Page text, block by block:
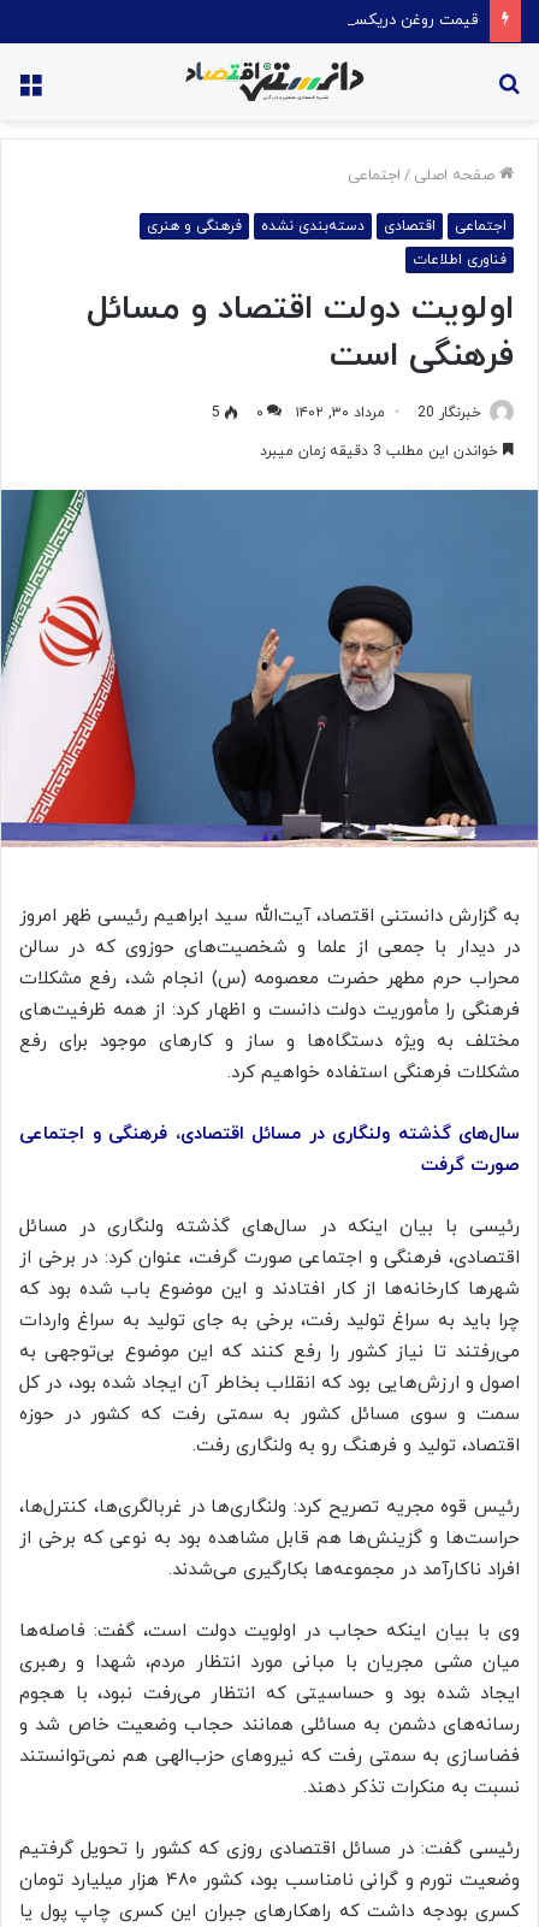
قیمت روغن دریکسال رکورد زد
صفحه اصلی / اجتماعی
اجتماعی اقتصادی دسته‌بندی نشده
فرهنگی و هنری
فناوری اطلاعات
اولویت دولت اقتصاد و مسائل
فرهنگی است
خبرنگار 20 مرداد ۳۰, ۱۴۰۲ ۰
5
خواندن این مطلب 3 دقیقه زمان میبرد
به گزارش دانستنی اقتصاد، آیت‌الله سید ابراهیم رئیسی ظهر امروز
در دیدار با جمعی از علما و شخصیت‌های حوزوی که در سالن
محراب حرم مطهر حضرت معصومه (س) انجام شد، رفع مشکلات
فرهنگی را مأموریت دولت دانست و اظهار کرد: از همه ظرفیت‌های
مختلف به ویژه دستگاه‌ها و ساز و کارهای موجود برای رفع
مشکلات فرهنگی استفاده خواهیم کرد.
سال‌های گذشته ولنگاری در مسائل اقتصادی، فرهنگی و اجتماعی
صورت گرفت
رئیسی با بیان اینکه در سال‌های گذشته ولنگاری در مسائل
اقتصادی، فرهنگی و اجتماعی صورت گرفت، عنوان کرد: در برخی از
شهرها کارخانه‌ها از کار افتادند و این موضوع باب شده بود که
چرا باید به سراغ تولید رفت، برخی به جای تولید به سراغ واردات
می‌رفتند تا نیاز کشور را رفع کنند که این موضوع بی‌توجهی به
اصول و ارزش‌هایی بود که انقلاب بخاطر آن ایجاد شده بود، در کل
سمت و سوی مسائل کشور به سمتی رفت که کشور در حوزه
اقتصاد، تولید و فرهنگ رو به ولنگاری رفت.
رئیس قوه مجریه تصریح کرد: ولنگاری‌ها در غربالگری‌ها، کنترل‌ها،
حراست‌ها و گزینش‌ها هم قابل مشاهده بود به نوعی که برخی از
افراد ناکارآمد در مجموعه‌ها بکارگیری می‌شدند.
وی با بیان اینکه حجاب در اولویت دولت است، گفت: فاصله‌ها
میان مشی مجریان با مبانی مورد انتظار مردم، شهدا و رهبری
ایجاد شده بود و حساسیتی که انتظار می‌رفت نبود، با هجوم
رسانه‌های دشمن به مسائلی همانند حجاب وضعیت خاص شد و
فضاسازی به سمتی رفت که نیروهای حزب‌الهی هم نمی‌توانستند
نسبت به منکرات تذکر دهند.
رئیسی گفت: در مسائل اقتصادی روزی که کشور را تحویل گرفتیم
وضعیت تورم و گرانی نامناسب بود، کشور ۴۸۰ هزار میلیارد تومان
کسری بودجه داشت که راهکارهای جبران این کسری چاپ پول یا